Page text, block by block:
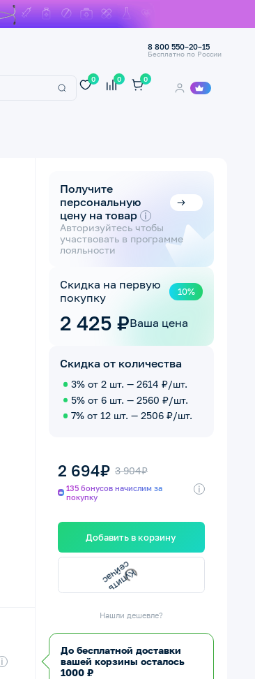
8 800 550–20–15
Бесплатно по России
0 0 0
i
Получите
персональную
цену на товар i
Авторизуйтесь чтобы
участвовать в программе
лояльности
Скидка на первую
покупку
10%
2 425 ₽Ваша цена
Скидка от количества
3% от 2 шт. — 2614 ₽/шт.
5% от 6 шт. — 2560 ₽/шт.
7% от 12 шт. — 2506 ₽/шт.
2 694₽ 3 904₽
135 бонусов начислим за
покупку
i
Добавить в корзину
К
у
п
и
т
ь
с
е
й
ч
а
с
Нашли дешевле?
До бесплатной доставки
вашей корзины осталось
1000 ₽